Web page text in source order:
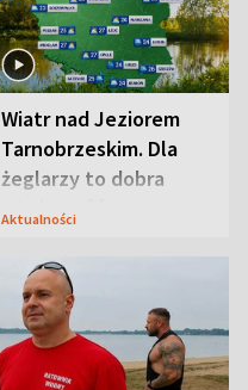
Wiatr nad Jeziorem
Tarnobrzeskim. Dla
żeglarzy to dobra
wiadomość
Aktualności